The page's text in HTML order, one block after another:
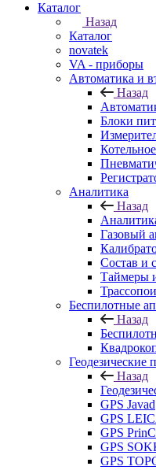
Каталог
Назад
Каталог
novatek
VA - приборы
Автоматика и
Назад
Блоки
Аналитика
Назад
Газовый
Состав и
Таймеры
Беспилотные
Назад
Геодезические
Назад
GPS Javad
GPS
GPS
GPS
GPS